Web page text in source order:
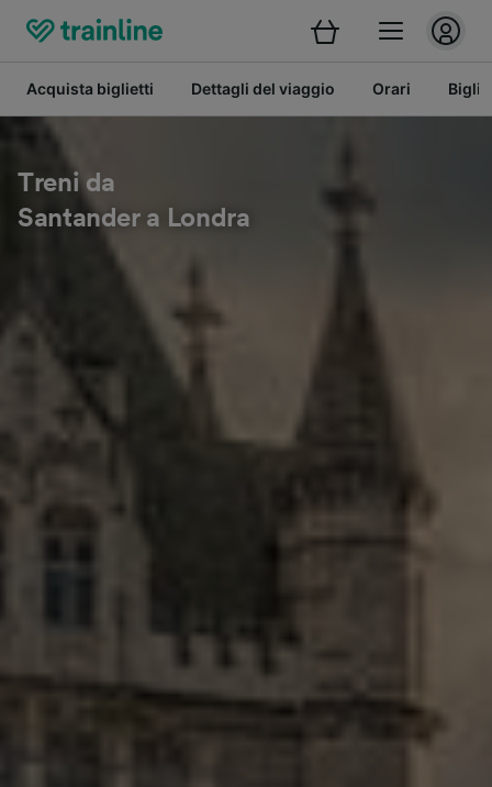
Acquista biglietti Dettagli del viaggio Orari
Treni da
Santander a Londra